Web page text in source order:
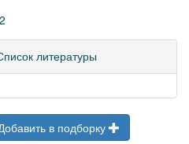
литературы
в подборку